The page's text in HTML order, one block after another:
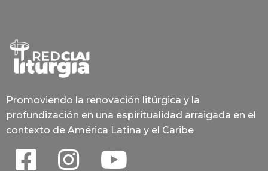
Promoviendo la renovación litúrgica y la
profundización en una espiritualidad arraigada en el
contexto de América Latina y el Caribe